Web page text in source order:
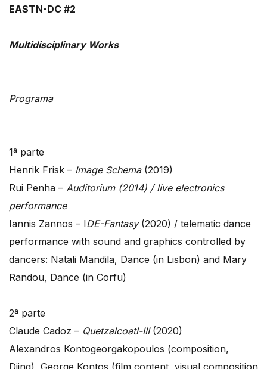
EASTN-DC #2
Multidisciplinary Works
Programa
1ª parte
Henrik Frisk – Image Schema(2019)
Rui Penha – Auditorium (2014) / live electronics
performance
Iannis Zannos – IDE-Fantasy (2020) / telematic dance
performance with sound and graphics controlled by
dancers: Natali Mandila, Dance (in Lisbon) and Mary
Randou, Dance (in Corfu)
2ª parte
Claude Cadoz – Quetzalcoatl-III(2020)
Alexandros Kontogeorgakopoulos (composition,